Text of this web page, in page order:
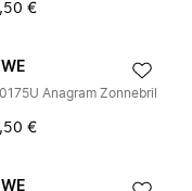
€
Anagram Zonnebril
€